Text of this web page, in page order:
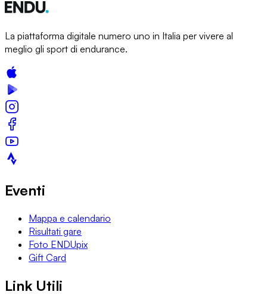
La piattaforma digitale numero uno in Italia per vivere al
meglio gli sport di endurance.
Eventi
Mappa e calendario
Risultati gare
Foto ENDUpix
Gift Card
Link Utili